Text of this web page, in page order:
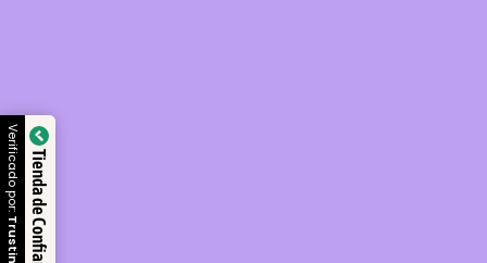
Tienda de Confianza
Verificado por: